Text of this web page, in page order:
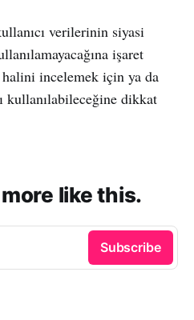
verilerinin siyasi
işaret
incelemek için ya da
kullanılabileceğine dikkat
like this.
Subscribe